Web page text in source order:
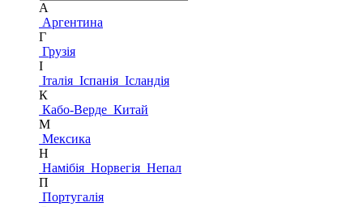
А
Аргентина
Г
Грузія
І
Італія Іспанія Ісландія
К
Кабо-Верде Китай
М
Мексика
Н
Намібія Норвегія Непал
П
Португалія